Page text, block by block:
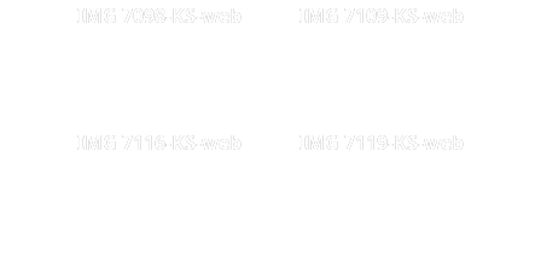
IMG 7098-KS-web IMG 7109-KS-web
IMG 7116-KS-web IMG 7119-KS-web